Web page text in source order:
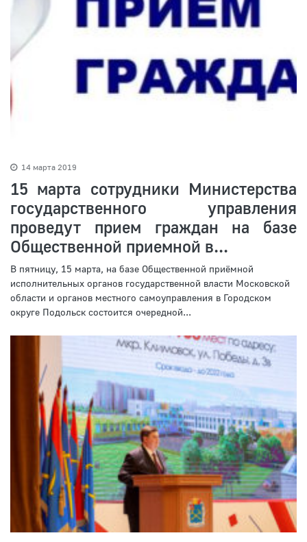
14 марта 2019
15 марта сотрудники Министерства
государственного управления
проведут прием граждан на базе
Общественной приемной в...
В пятницу, 15 марта, на базе Общественной приёмной
исполнительных органов государственной власти Московской
области и органов местного самоуправления в Городском
округе Подольск состоится очередной...